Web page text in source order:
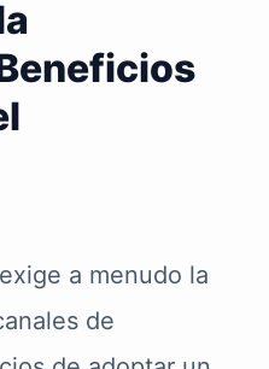
a menudo la
de